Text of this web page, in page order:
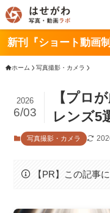
新刊『ショート動画
ホーム 写真撮影・カメラ
【プロ
レンズ5
2026
6/03
写真撮影・カメラ
【PR】この記事